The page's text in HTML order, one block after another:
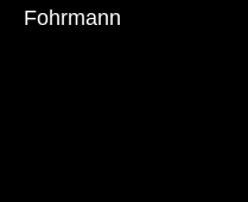
wächst die Distanz